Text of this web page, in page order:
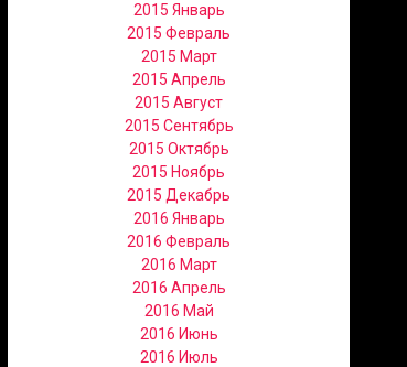
2015 Январь
2015 Февраль
2015 Март
2015 Апрель
2015 Август
2015 Сентябрь
2015 Октябрь
2015 Ноябрь
2015 Декабрь
2016 Январь
2016 Февраль
2016 Март
2016 Апрель
2016 Май
2016 Июнь
2016 Июль